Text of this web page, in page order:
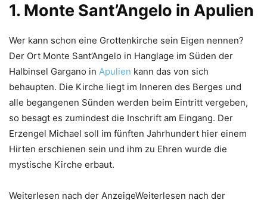
1. Monte Sant’Angelo in Apulien
Wer kann schon eine Grottenkirche sein Eigen nennen?
Der Ort Monte Sant’Angelo in Hanglage im Süden der
Halbinsel Gargano in Apulien kann das von sich
behaupten. Die Kirche liegt im Inneren des Berges und
alle begangenen Sünden werden beim Eintritt vergeben,
so besagt es zumindest die Inschrift am Eingang. Der
Erzengel Michael soll im fünften Jahrhundert hier einem
Hirten erschienen sein und ihm zu Ehren wurde die
mystische Kirche erbaut.
Weiterlesen nach der AnzeigeWeiterlesen nach der